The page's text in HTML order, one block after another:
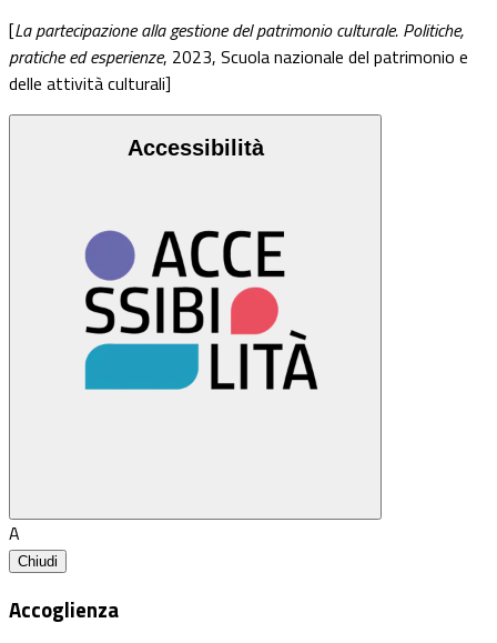
[La partecipazione alla gestione del patrimonio culturale. Politiche,
pratiche ed esperienze, 2023, Scuola nazionale del patrimonio e
delle attività culturali]
Accessibilità
A
Chiudi
Accoglienza